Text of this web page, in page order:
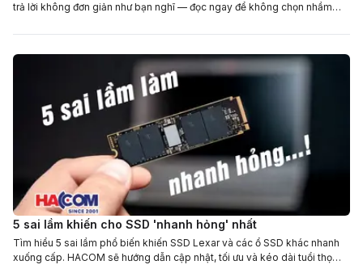
trả lời không đơn giản như bạn nghĩ — đọc ngay để không chọn nhầm
5 sai lầm khiến cho SSD 'nhanh hỏng' nhất
Tìm hiểu 5 sai lầm phổ biến khiến SSD Lexar và các ổ SSD khác nhanh
xuống cấp. HACOM sẽ hướng dẫn cập nhật, tối ưu và kéo dài tuổi thọ